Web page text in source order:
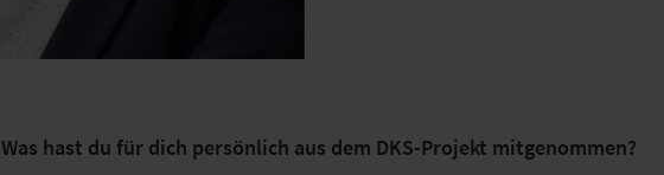
Was hast du für dich persönlich aus dem DKS-Projekt mitgenommen?